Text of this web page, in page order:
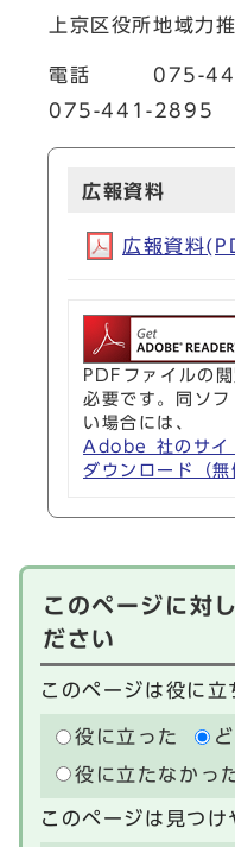
上京区役所地域力
電話 075-
075-441-2895
広報資料
広報資料
PDFファイルの
必要です。同ソ
い場合には、
Adobe 社のサ
ダウンロード（無
このページに対
ださい
このページは役に立
役に立った
役に立たなかっ
このページは見つけ